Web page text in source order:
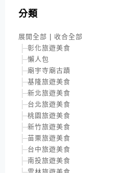
分類
展開全部
收合全部
彰化旅遊美食
懶人包
廟宇寺廟古蹟
基隆旅遊美食
新北旅遊美食
台北旅遊美食
桃園旅遊美食
新竹旅遊美食
苗栗旅遊美食
台中旅遊美食
南投旅遊美食